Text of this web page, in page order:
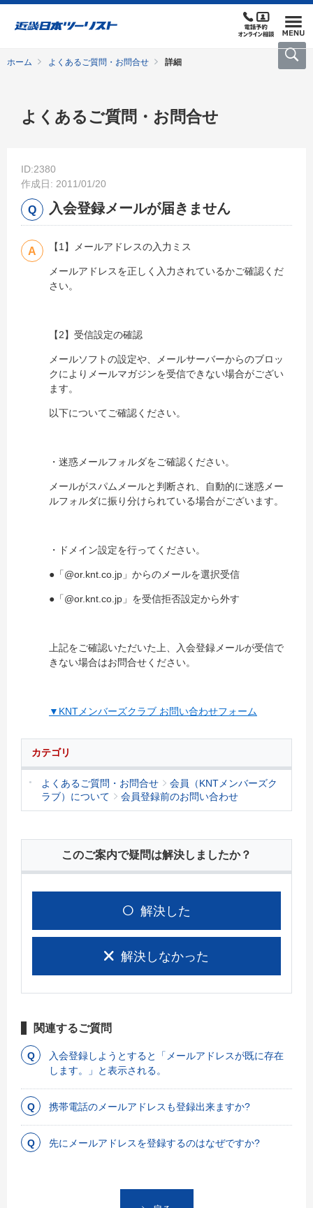
ホーム よくあるご質問・お問合せ 詳細
よくあるご質問・お問合せ
ID:2380
作成日: 2011/01/20
入会登録メールが届きません
【1】メールアドレスの入力ミス
メールアドレスを正しく入力されているかご確認くだ
さい。
【2】受信設定の確認
メールソフトの設定や、メールサーバーからのブロッ
クによりメールマガジンを受信できない場合がござい
ます。
以下についてご確認ください。
・迷惑メールフォルダをご確認ください。
メールがスパムメールと判断され、自動的に迷惑メー
ルフォルダに振り分けられている場合がございます。
・ドメイン設定を行ってください。
●「@or.knt.co.jp」からのメールを選択受信
●「@or.knt.co.jp」を受信拒否設定から外す
上記をご確認いただいた上、入会登録メールが受信で
きない場合はお問合せください。
▼KNTメンバーズクラブ お問い合わせフォーム
カテゴリ
よくあるご質問・お問合せ
会員（KNTメンバーズク
ラブ）について
会員登録前のお問い合わせ
このご案内で疑問は解決しましたか？
解決した
解決しなかった
関連するご質問
入会登録しようとすると「メールアドレスが既に存在
します。」と表示される。
携帯電話のメールアドレスも登録出来ますか?
先にメールアドレスを登録するのはなぜですか?